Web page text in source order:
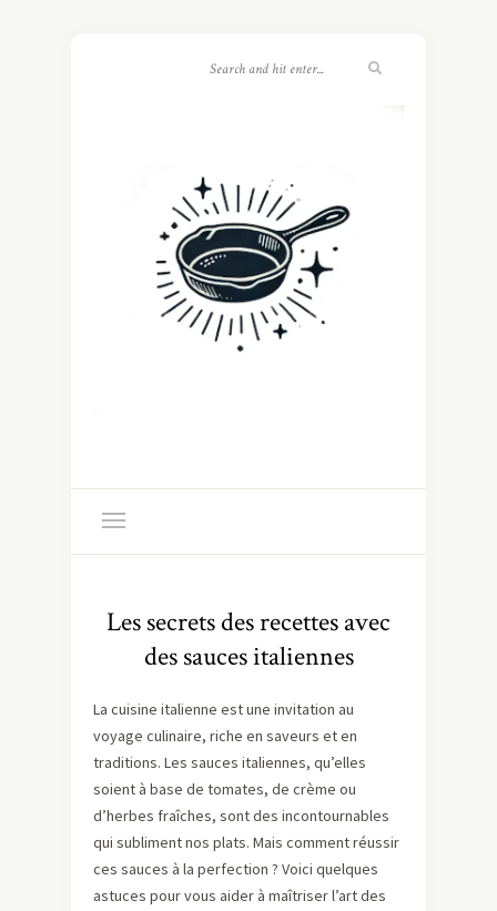
Les secrets des recettes avec
des sauces italiennes
La cuisine italienne est une invitation au
voyage culinaire, riche en saveurs et en
traditions. Les sauces italiennes, qu’elles
soient à base de tomates, de crème ou
d’herbes fraîches, sont des incontournables
qui subliment nos plats. Mais comment réussir
ces sauces à la perfection ? Voici quelques
astuces pour vous aider à maîtriser l’art des